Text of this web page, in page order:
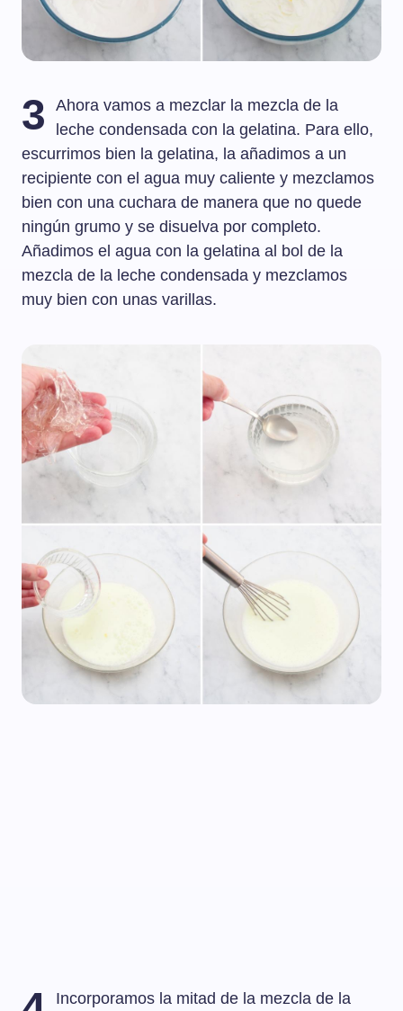
3
Ahora vamos a mezclar la mezcla de la
leche condensada con la gelatina. Para ello,
escurrimos bien la gelatina, la añadimos a un
recipiente con el agua muy caliente y mezclamos
bien con una cuchara de manera que no quede
ningún grumo y se disuelva por completo.
Añadimos el agua con la gelatina al bol de la
mezcla de la leche condensada y mezclamos
muy bien con unas varillas.
Incorporamos la mitad de la mezcla de la